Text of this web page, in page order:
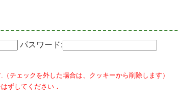
パスワード:
チェックを外した場合は、クッキーから削除します）
ずしてください．